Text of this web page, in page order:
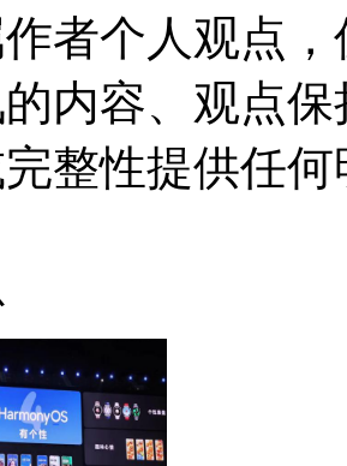
者个人观点
内容、观点
整性提供任